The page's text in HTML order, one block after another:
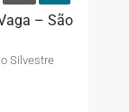
– São
Silvestre